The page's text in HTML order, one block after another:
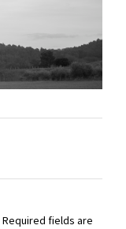
Required fields are